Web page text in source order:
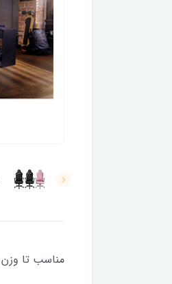
مناسب تا وزن ۱۳۶ کیلوگرمدارای روکش چرم مصنوعی مقاوم و نرم دارای بالشتک مخصوص گردن محل قرار گیری دست با قابلیت چرخش و تنظیم ارتفاع